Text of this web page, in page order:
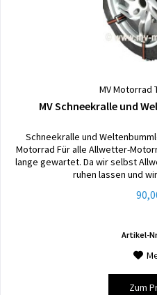
MV Motorrad
MV Schneekralle und
Schneekralle und
Motorrad Für alle Allwetter-
lange gewartet. Da wir selbst
ruhen lassen und
Artikel-
Zum